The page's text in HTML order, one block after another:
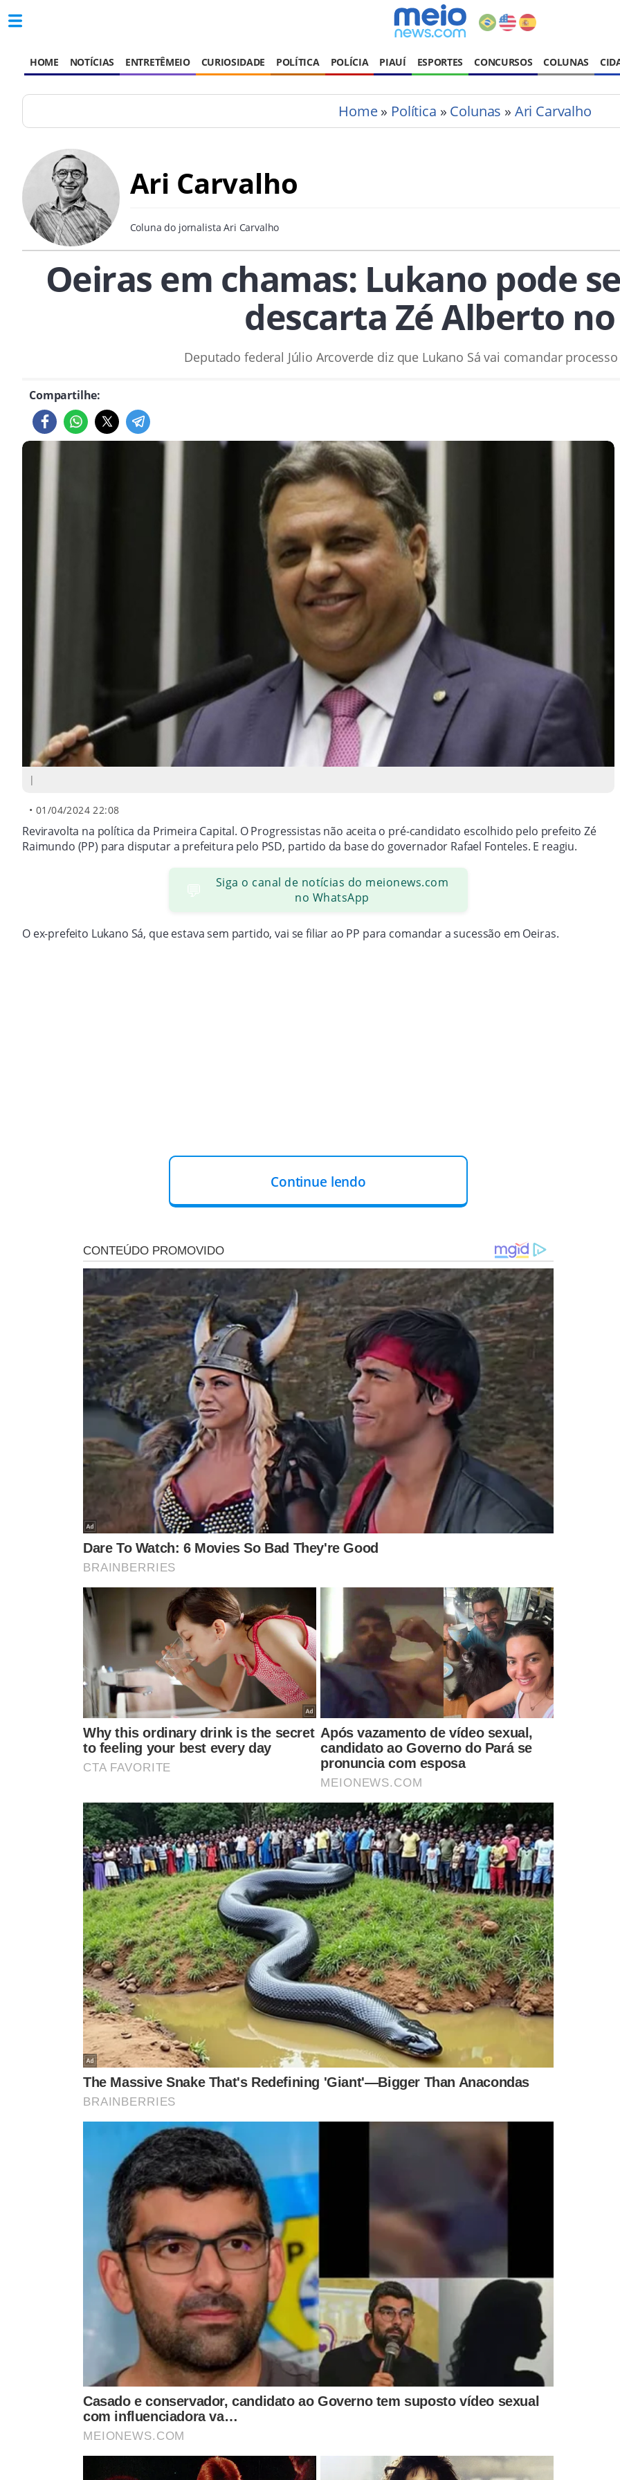
HOME NOTÍCIAS ENTRETÊMEIO CURIOSIDADE POLÍTICA POLÍCIA PIAUÍ ESPORTES CONCURSOS COLUNAS
Home» Política » Colunas » Ari Carvalho
Ari Carvalho
Coluna do jornalista Ari Carvalho
Oeiras em chamas: Lukano pode
descarta Zé Alberto no
Deputado federal Júlio Arcoverde diz que Lukano Sá vai comandar
Compartilhe:
|
• 01/04/2024 22:08
Reviravolta na política da Primeira Capital. O Progressistas não aceita o pré-candidato escolhido pelo prefeito Zé
Raimundo (PP) para disputar a prefeitura pelo PSD, partido da base do governador Rafael Fonteles. E reagiu.
💬
Siga o canal de notícias do meionews.com
no WhatsApp
O ex-prefeito Lukano Sá, que estava sem partido, vai se filiar ao PP para comandar a sucessão em Oeiras.
Zé Raimundo escolheu como seu sucessor o vice-prefeito Zé Alberto, que disputará pela sigla do deputado federal
ou indicar o vice do pré-candidato Dr. Hailton, que está filiado ao Solidariedade.
Nesse segundo cenário, estariam juntos Júlio Arcoverde, o presidente da Assembleia Legislativa, Franzé Silva (PT),
que apoia Dr. Hailton, e o deputado estadual Evaldo Gomes.
Lukano vai comandar o PP em Oeiras e, explica Júlio, a pré-candidatura de Zé Alberto pelo PSD não tem o apoio do
Júlio Arcoverde descarta apoiar Zé Alberto pelo PSD
*** AS OPINIÕES AQUI CONTIDAS NÃO EXPRESSAM A OPINIÃO NO GRUPO MEIO.
ZÉ RAIMUNDO ZÉ ALBERTO LUKANO SÁ JÚLIO ARCOVERDE
Continue lendo